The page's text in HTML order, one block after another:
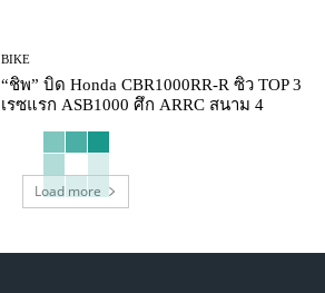
BIKE
“ชิพ” บิด Honda CBR1000RR-R ซิว TOP 3
เรซแรก ASB1000 ศึก ARRC สนาม 4
Load more